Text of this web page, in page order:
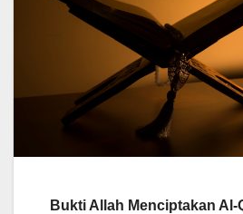
Bukti Allah Menciptakan Al-